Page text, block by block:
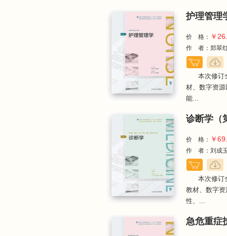
护理管理
价 格： ￥
作 者：郑翠
本次修订
材、数字资
能...
诊断学（
价 格： ￥
作 者：刘成
本次修订
教材、数字
性、...
急危重症